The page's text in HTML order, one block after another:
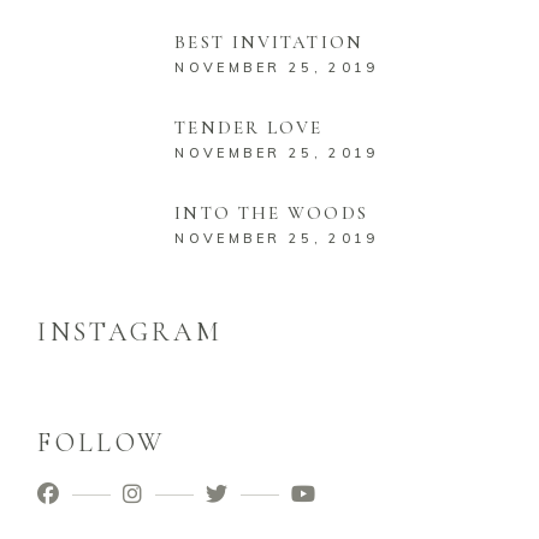
BEST INVITATION
NOVEMBER 25, 2019
TENDER LOVE
NOVEMBER 25, 2019
INTO THE WOODS
NOVEMBER 25, 2019
INSTAGRAM
FOLLOW